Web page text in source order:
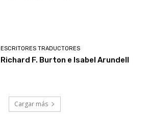
ESCRITORES TRADUCTORES
Richard F. Burton e Isabel Arundell
Cargar más